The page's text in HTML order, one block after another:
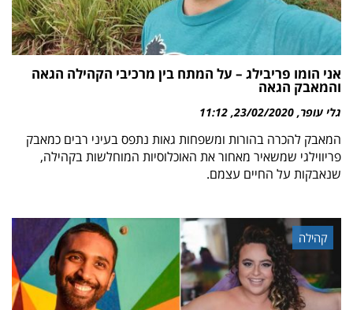
אני הומו פריבילג – על המתח בין מרכיבי הקהילה הגאה
והמאבק הגאה‎
גלי עופר 23/02/2020
11:12
המאבק להכרה בהורות ומשפחות גאות נתפס בעיני רבים כמאבק
פריווילגי שמשאיר מאחור את האוכלוסיות המוחלשות בקהילה,
שנאבקות על החיים עצמם.
קהילה